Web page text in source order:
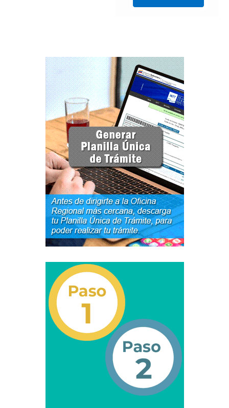
Homologación Vehícular Por Reformas de
Importancia o Cambio de Características (Aplica para
Vehículos de Carga, Transporte de Personas y Gruas).
Registro de Empresas Fabricantes, Ensambladoras,
Carroceras, Importadoras, Distribuidoras y Talleres
Especializados en Reformas de Vehículos (REFECIV).
Junta Directiva
Junta Directiva Old
Licencia para Conducir
Certificación de Datos de Licencia para Conducir.
Apostilla Electrónica
Registro Original de Licencia para Conducir Cuarto
Grado (4°).
Registro Original de Licencia para Conducir Quinto
Registro Original de Licencia para Conducir
Segundo Grado (2°) – (Mayores de 18 años).